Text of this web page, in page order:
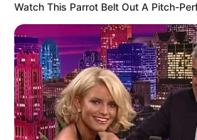
focos rojos de las
de las autoridades policiacas,
millones de ciudadanos con
bajo el incendiario e
“Cree usted que deben de ir
personas que prendieron
Watch This Parrot Belt Out A Pitch-